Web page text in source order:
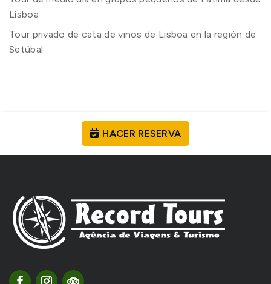
Lisboa
Tour privado de cata de vinos de Lisboa en la región de
Setúbal
HACER RESERVA